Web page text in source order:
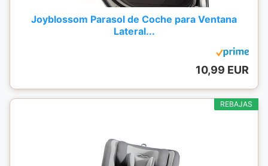
Joyblossom Parasol de Coche para Ventana
Lateral...
10,99 EUR
REBAJAS